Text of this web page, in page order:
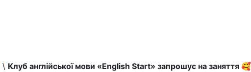
\ Клуб англійської мови «English Start» запрошує на заняття 🥰